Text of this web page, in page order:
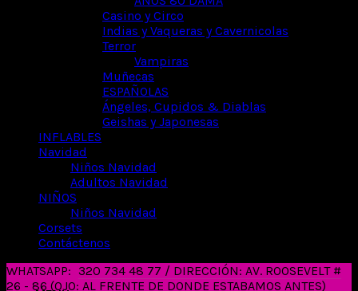
Casino y Circo
Indias y Vaqueras y Cavernicolas
Terror
Vampiras
Muñecas
ESPAÑOLAS
Ángeles, Cupidos & Diablas
Geishas y Japonesas
INFLABLES
Navidad
Niños Navidad
Adultos Navidad
NIÑOS
Niños Navidad
Corsets
Contáctenos
WHATSAPP: 320 734 48 77 / DIRECCIÓN: AV. ROOSEVELT #
26 - 86 (OJO: AL FRENTE DE DONDE ESTABAMOS ANTES)